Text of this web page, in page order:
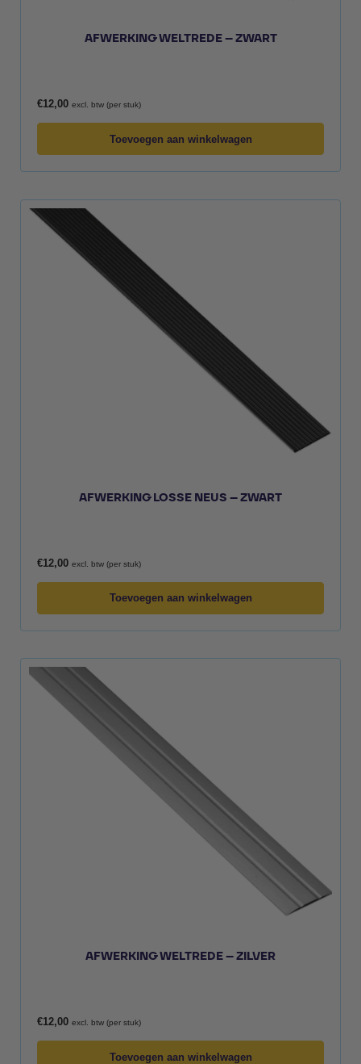
AFWERKING WELTREDE – ZWART
€12,00 excl. btw (per stuk)
Toevoegen aan winkelwagen
AFWERKING LOSSE NEUS – ZWART
€12,00 excl. btw (per stuk)
Toevoegen aan winkelwagen
AFWERKING WELTREDE – ZILVER
€12,00 excl. btw (per stuk)
Toevoegen aan winkelwagen